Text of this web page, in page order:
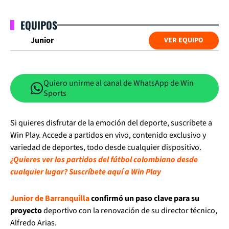
EQUIPOS
Junior VER EQUIPO
Quiero unirme al canal de WhatsApp de Win
Sports
Si quieres disfrutar de la emoción del deporte, suscríbete a
Win Play. Accede a partidos en vivo, contenido exclusivo y
variedad de deportes, todo desde cualquier dispositivo.
¿Quieres ver los partidos del fútbol colombiano desde
cualquier lugar? Suscríbete aquí a Win Play
Junior de Barranquillaconfirmó un paso clave para su
proyectodeportivo con la renovación de su director técnico,
Alfredo Arias.